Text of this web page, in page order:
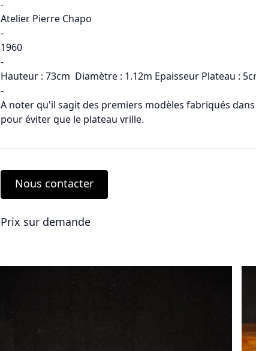
-
Atelier Pierre Chapo
-
1960
-
Hauteur : 73cm Diamètre : 1.12m Epaisseur Plateau :
-
A noter qu'il sagit des premiers modèles fabriqués
pour éviter que le plateau vrille.
Nous contacter
Prix sur demande